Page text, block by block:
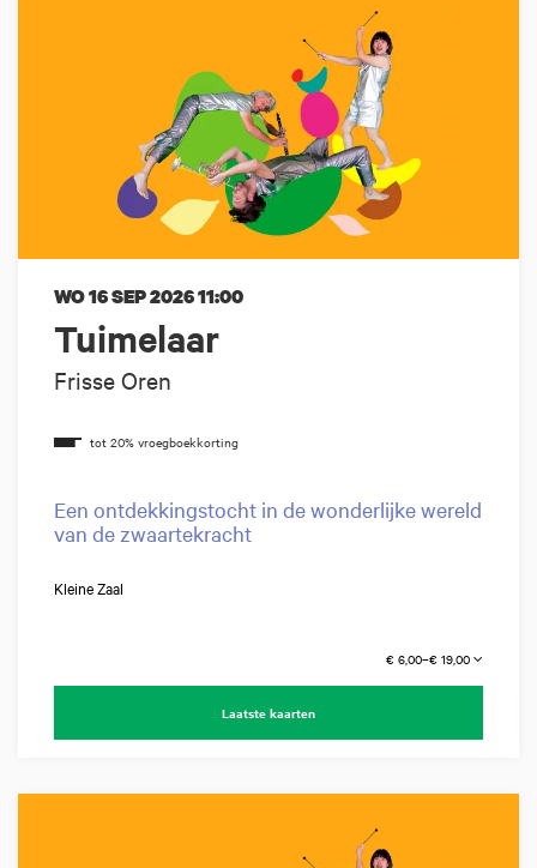
Tuimelaar
Frisse Oren
WO 16 SEP 202611:00
Een ontdekkingstocht in de wonderlijke wereld
van de zwaartekracht
Kleine Zaal
€ 6,00–€ 19,00
Laatste kaarten